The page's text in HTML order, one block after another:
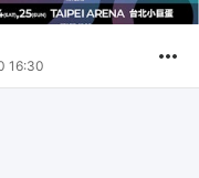
16:30